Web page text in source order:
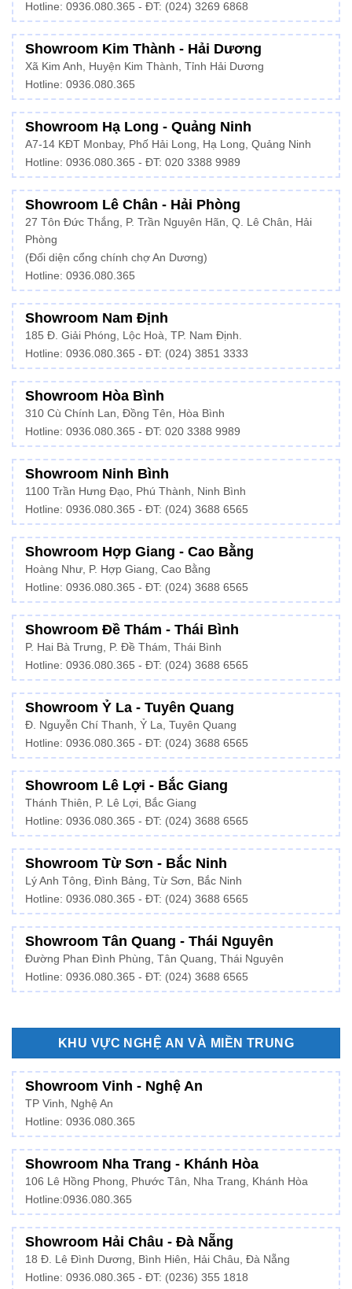
Hotline: 0936.080.365 - ĐT: (024) 3269 6868
Showroom Kim Thành - Hải Dương
Xã Kim Anh, Huyện Kim Thành, Tỉnh Hải Dương
Hotline: 0936.080.365
Showroom Hạ Long - Quảng Ninh
A7-14 KĐT Monbay, Phố Hải Long, Hạ Long, Quảng Ninh
Hotline: 0936.080.365 - ĐT: 020 3388 9989
Showroom Lê Chân - Hải Phòng
27 Tôn Đức Thắng, P. Trần Nguyên Hãn, Q. Lê Chân, Hải
Phòng
(Đối diện cổng chính chợ An Dương)
Hotline: 0936.080.365
Showroom Nam Định
185 Đ. Giải Phóng, Lộc Hoà, TP. Nam Định.
Hotline: 0936.080.365 - ĐT: (024) 3851 3333
Showroom Hòa Bình
310 Cù Chính Lan, Đồng Tên, Hòa Bình
Hotline: 0936.080.365 - ĐT: 020 3388 9989
Showroom Ninh Bình
1100 Trần Hưng Đạo, Phú Thành, Ninh Bình
Hotline: 0936.080.365 - ĐT: (024) 3688 6565
Showroom Hợp Giang - Cao Bằng
Hoàng Như, P. Hợp Giang, Cao Bằng
Hotline: 0936.080.365 - ĐT: (024) 3688 6565
Showroom Đề Thám - Thái Bình
P. Hai Bà Trưng, P. Đề Thám, Thái Bình
Hotline: 0936.080.365 - ĐT: (024) 3688 6565
Showroom Ỷ La - Tuyên Quang
Đ. Nguyễn Chí Thanh, Ỷ La, Tuyên Quang
Hotline: 0936.080.365 - ĐT: (024) 3688 6565
Showroom Lê Lợi - Bắc Giang
Thánh Thiên, P. Lê Lợi, Bắc Giang
Hotline: 0936.080.365 - ĐT: (024) 3688 6565
Showroom Từ Sơn - Bắc Ninh
Lý Anh Tông, Đình Bảng, Từ Sơn, Bắc Ninh
Hotline: 0936.080.365 - ĐT: (024) 3688 6565
Showroom Tân Quang - Thái Nguyên
Đường Phan Đình Phùng, Tân Quang, Thái Nguyên
Hotline: 0936.080.365 - ĐT: (024) 3688 6565
KHU VỰC NGHỆ AN VÀ MIỀN TRUNG
Showroom Vinh - Nghệ An
TP Vinh, Nghệ An
Hotline: 0936.080.365
Showroom Nha Trang - Khánh Hòa
106 Lê Hồng Phong, Phước Tân, Nha Trang, Khánh Hòa
Hotline:0936.080.365
Showroom Hải Châu - Đà Nẵng
18 Đ. Lê Đình Dương, Bình Hiên, Hải Châu, Đà Nẵng
Hotline: 0936.080.365 - ĐT: (0236) 355 1818